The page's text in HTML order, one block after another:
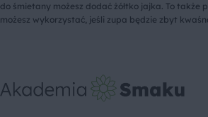
do śmietany możesz dodać żółtko jajka. To także
możesz wykorzystać, jeśli zupa będzie zbyt